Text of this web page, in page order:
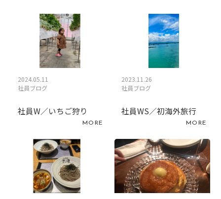
2024.05.11
社員ブログ
社員W／いちご狩り
MORE
2023.11.26
社員ブログ
社員WS／初海外旅行
MORE